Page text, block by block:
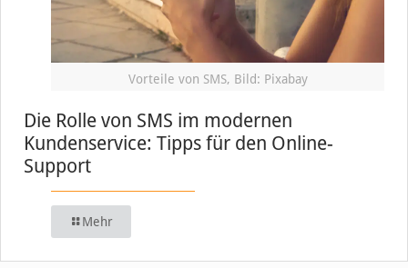
Vorteile von SMS, Bild: Pixabay
Die Rolle von SMS im modernen
Kundenservice: Tipps für den Online-
Support
Mehr